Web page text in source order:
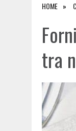
HOME
tra